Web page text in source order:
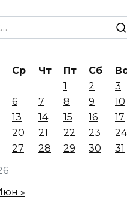
Ср Чт Пт Сб
1
2
3
6 7 8 9
10
13 14 15 16
17
20 21 22 23
24
27 28 29 30 31
»